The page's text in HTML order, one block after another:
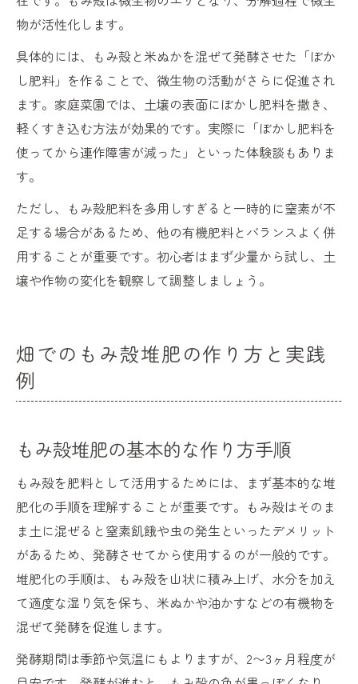
物が活性化します。
具体的には、もみ殻と米ぬかを混ぜて発酵させた「ぼか
し肥料」を作ることで、微生物の活動がさらに促進され
ます。家庭菜園では、土壌の表面にぼかし肥料を撒き、
軽くすき込む方法が効果的です。実際に「ぼかし肥料を
使ってから連作障害が減った」といった体験談もありま
す。
ただし、もみ殻肥料を多用しすぎると一時的に窒素が不
足する場合があるため、他の有機肥料とバランスよく併
用することが重要です。初心者はまず少量から試し、土
壌や作物の変化を観察して調整しましょう。
畑でのもみ殻堆肥の作り方と実践
例
もみ殻堆肥の基本的な作り方手順
もみ殻を肥料として活用するためには、まず基本的な堆
肥化の手順を理解することが重要です。もみ殻はそのま
ま土に混ぜると窒素飢餓や虫の発生といったデメリット
があるため、発酵させてから使用するのが一般的です。
堆肥化の手順は、もみ殻を山状に積み上げ、水分を加え
て適度な湿り気を保ち、米ぬかや油かすなどの有機物を
混ぜて発酵を促進します。
発酵期間は季節や気温にもよりますが、2〜3ヶ月程度が